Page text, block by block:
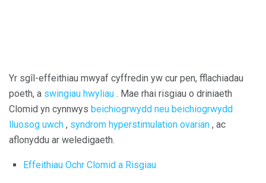
Yr sgîl-effeithiau mwyaf cyffredin yw cur pen, fflachiadau
poeth, a swingiau hwyliau . Mae rhai risgiau o driniaeth
Clomid yn cynnwys beichiogrwydd neu beichiogrwydd
lluosog uwch , syndrom hyperstimulation ovarian , ac
aflonyddu ar weledigaeth.
Effeithiau Ochr Clomid a Risgiau